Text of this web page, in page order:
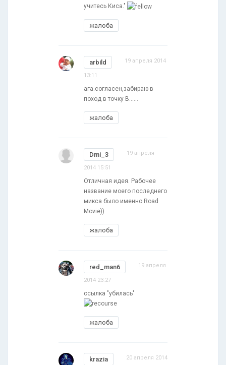
учитесь Киса."
жалоба
arbild 19 апреля 2014
13:11
ага.согласен,забираю в
поход в точку В......
жалоба
Dmi_3 19 апреля
2014 15:51
Отличная идея. Рабочее
название моего последнего
микса было именно Road
Movie))
жалоба
red_man6 19 апреля
2014 23:27
ссылка "убилась"
жалоба
krazia 20 апреля 2014